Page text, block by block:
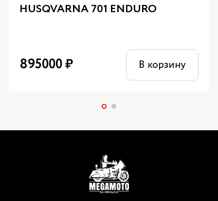
HUSQVARNA 701 ENDURO
895000₽ В корзину